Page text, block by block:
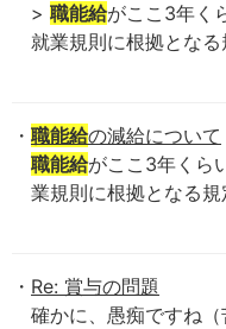
> 職能給がここ3年く
就業規則に根拠とな
職能給の減給について
職能給がここ3年くら
業規則に根拠となる
Re: 賞与の問題
確かに、愚痴ですね